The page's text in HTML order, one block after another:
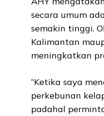
secara umum
semakin tinggi.
Kalimantan
meningkatkan
“Ketika saya
perkebunan
padahal